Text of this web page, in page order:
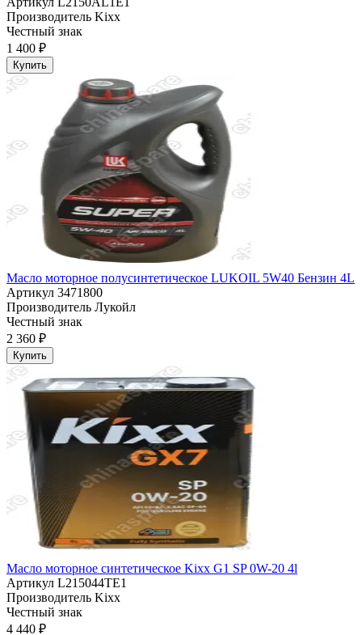
Производитель Kixx
Честный знак
1 400 ₽
Купить
Масло моторное полусинтетическое LUKOIL 5W40 Бензин 4L
Артикул 3471800
Производитель Лукойл
Честный знак
2 360 ₽
Купить
Масло моторное синтетическое Kixx G1 SP 0W-20 4l
Артикул L215044TE1
Производитель Kixx
Честный знак
4 440 ₽